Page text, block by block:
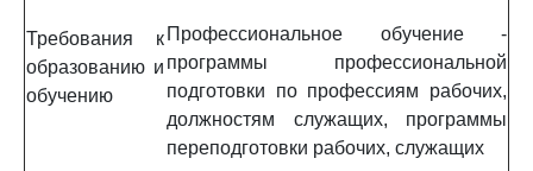
Требования к
образованию и
обучению
Профессиональное обучение -
программы профессиональной
подготовки по профессиям рабочих,
должностям служащих, программы
переподготовки рабочих, служащих